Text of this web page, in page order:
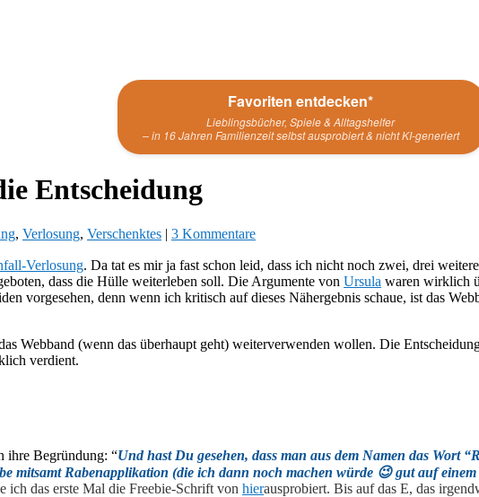
Favoriten entdecken*
Lieblingsbücher, Spiele & Alltagshelfer
– in 16 Jahren Familienzeit selbst ausprobiert & nicht KI-generiert
Entscheidung
, Verlosung, Verschenktes | 3 Kommentare
Verlosung. Da tat es mir ja fast schon leid, dass ich nicht noch zwei, drei
dass die Hülle weiterleben soll. Die Argumente von Ursula waren wirklich
denn wenn ich kritisch auf dieses Nähergebnis schaue, ist das
Webband (wenn das überhaupt geht) weiterverwenden wollen. Die
verdient.
ihre Begründung: “Und hast Du gesehen, dass man aus dem Namen das Wort
mitsamt Rabenapplikation (die ich dann noch machen würde 😉 gut auf
ich das erste Mal die Freebie-Schrift von hierausprobiert. Bis auf das E, das